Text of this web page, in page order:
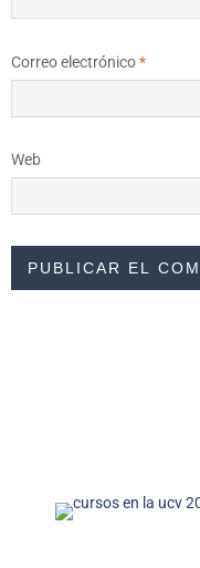
Correo electrónico*
Web